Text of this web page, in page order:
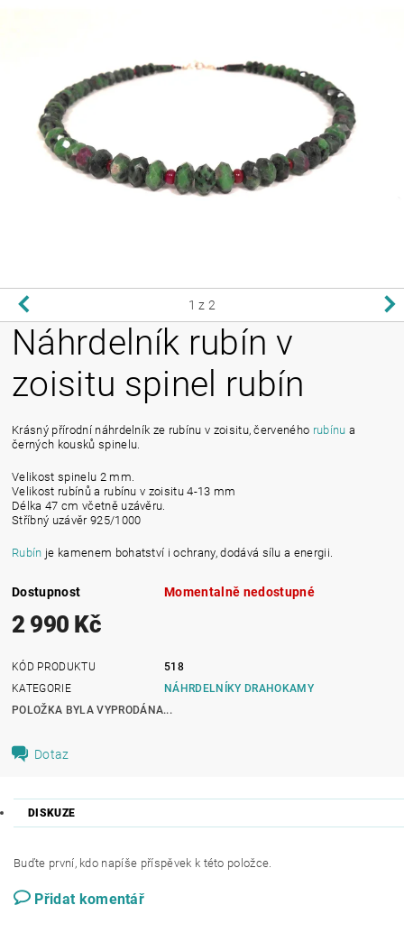
1 z 2
Náhrdelník rubín v
zoisitu spinel rubín
Krásný přírodní náhrdelník ze rubínu v zoisitu, červeného rubínu a
černých kousků spinelu.
Velikost spinelu 2 mm.
Velikost rubínů a rubínu v zoisitu 4-13 mm
Délka 47 cm včetně uzávěru.
Stříbný uzávěr 925/1000
Rubín je kamenem bohatství i ochrany, dodává sílu a energii.
Dostupnost Momentalně nedostupné
2 990 Kč
KÓD PRODUKTU
518
KATEGORIE
NÁHRDELNÍKY DRAHOKAMY
POLOŽKA BYLA VYPRODÁNA...
Dotaz
DISKUZE
Buďte první, kdo napíše příspěvek k této položce.
Přidat komentář